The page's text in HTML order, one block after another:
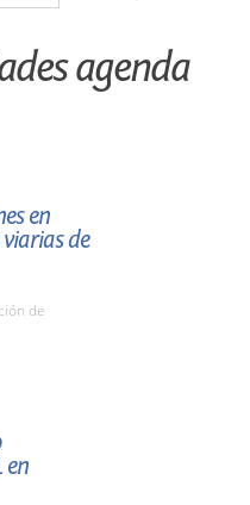
agenda
en
de
de
en